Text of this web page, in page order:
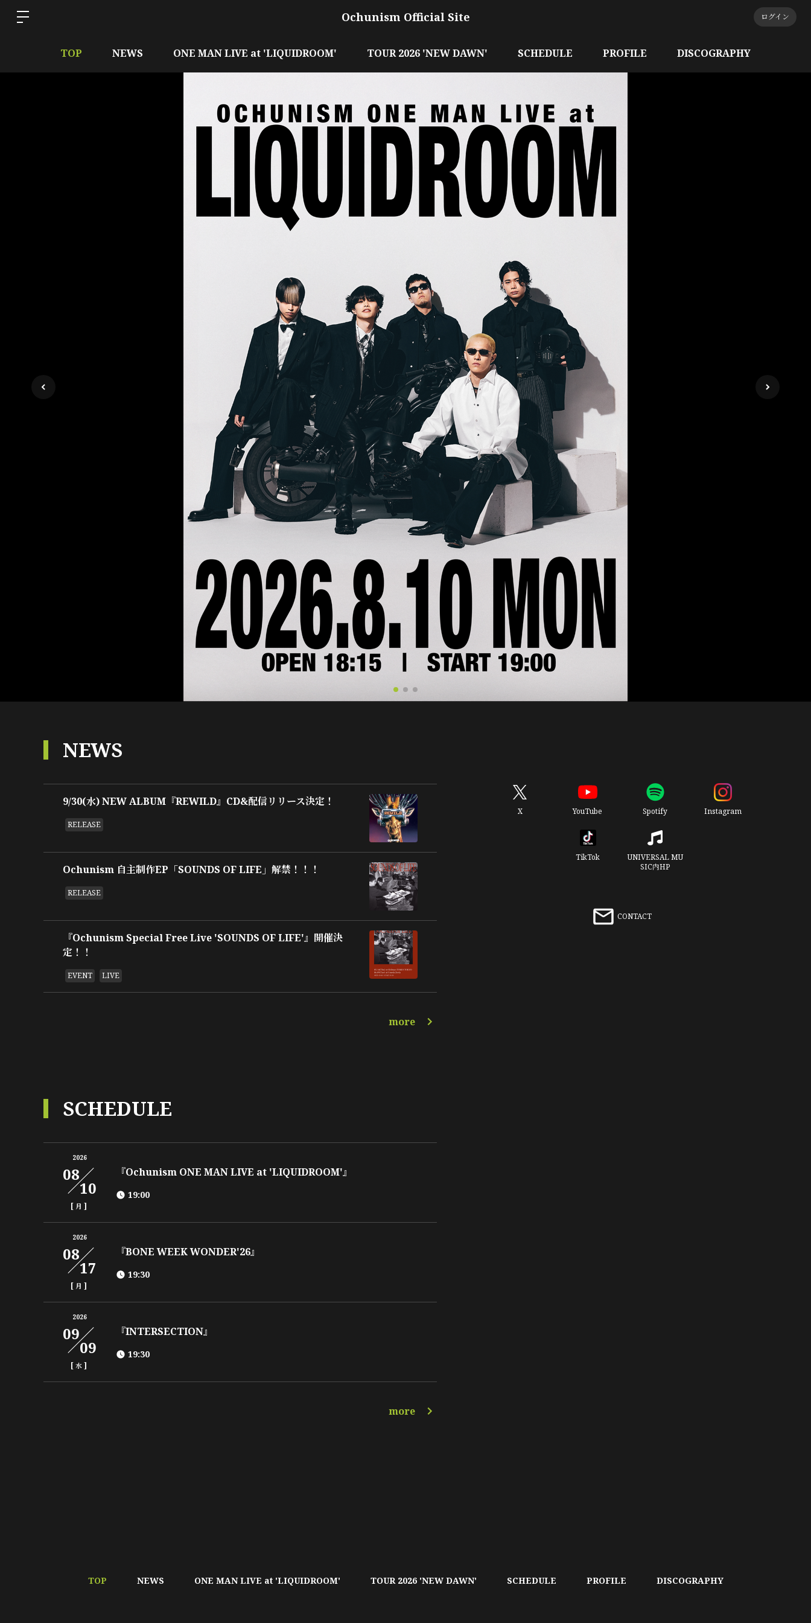
Ochunism Official Site ログイン
TOP NEWS ONE MAN LIVE at 'LIQUIDROOM' TOUR 2026 'NEW DAWN' SCHEDULE PROFILE DISCOGRAPHY
NEWS
9/30(水) NEW ALBUM『REWILD』CD&配信リリース決定！
RELEASE
Ochunism 自主制作EP「SOUNDS OF LIFE」解禁！！！
RELEASE
『Ochunism Special Free Live 'SOUNDS OF LIFE'』開催決
定！！
EVENT LIVE
more
SCHEDULE
2026
08
10
[ 月]
『Ochunism ONE MAN LIVE at 'LIQUIDROOM'』
19:00
2026
08
17
[ 月]
『BONE WEEK WONDER'26』
19:30
2026
09
09
[ 水]
『INTERSECTION』
19:30
more
X YouTube Spotify Instagram
TikTok
UNIVERSAL MU
SIC内HP
CONTACT
TOP NEWS ONE MAN LIVE at 'LIQUIDROOM' TOUR 2026 'NEW DAWN' SCHEDULE PROFILE DISCOGRAPHY